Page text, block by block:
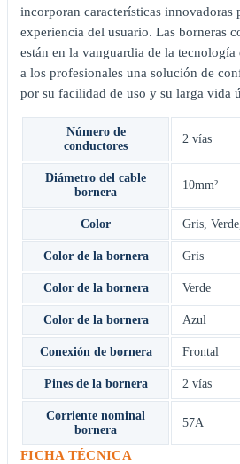
incorporan características innovadoras
experiencia del usuario. Las borneras
están en la vanguardia de la
a los profesionales una solución de
por su facilidad de uso y su larga vida
Número de
conductores
2 vías
Diámetro del cable
bornera
10mm²
Color Gris, Verde
Color de la bornera Gris
Color de la bornera Verde
Color de la bornera Azul
Conexión de bornera Frontal
Pines de la bornera 2 vías
Corriente nominal
bornera
57A
FICHA TÉCNICA